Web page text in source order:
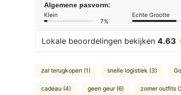
Algemene pasvorm:
Klein
7%
Echte Grootte
Lokale beoordelingen bekijken 4.63
zal terugkopen (1) snelle logistiek (3)
cadeau (4) geen geur (6) zomer outfits